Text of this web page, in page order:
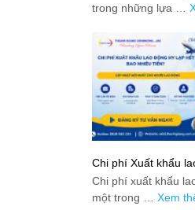
trong những lựa …
Chi phí Xuất khẩu
bao nhiêu tiền? Cập
2026
Chi phí xuất khẩu
một trong … Xem